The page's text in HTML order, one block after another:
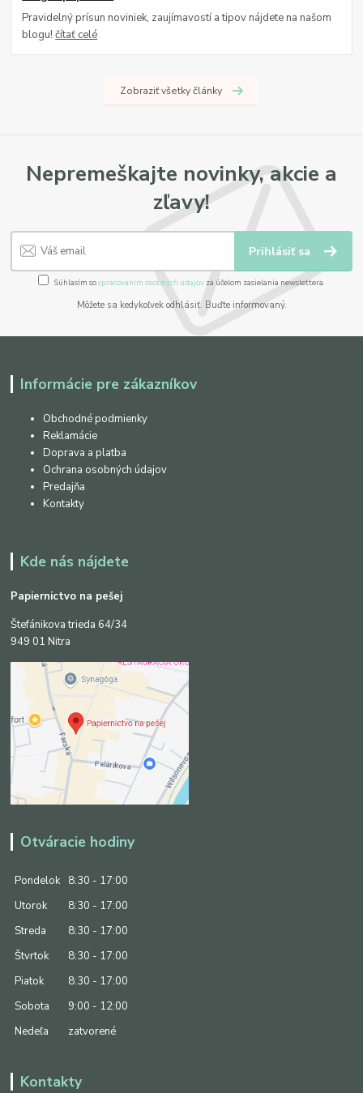
Pravidelný prísun noviniek, zaujímavostí a tipov nájdete na našom
blogu!čítať celé
Zobraziť všetky články
Nepremeškajte novinky, akcie a
zľavy!
Prihlásiť sa
Súhlasím sospracovaním osobných údajov za účelom zasielania newslettera.
Môžete sa kedykoľvek odhlásiť. Buďte informovaný.
Informácie pre zákazníkov
Obchodné podmienky
Reklamácie
Doprava a platba
Ochrana osobných údajov
Predajňa
Kontakty
Kde nás nájdete
Papiernictvo na pešej
Štefánikova trieda 64/34
949 01 Nitra
Otváracie hodiny
Pondelok
8:30 - 17:00
Utorok
8:30 - 17:00
Streda
8:30 - 17:00
Štvrtok
8:30 - 17:00
Piatok
8:30 - 17:00
Sobota
9:00 - 12:00
Nedeľa
zatvorené
Kontakty